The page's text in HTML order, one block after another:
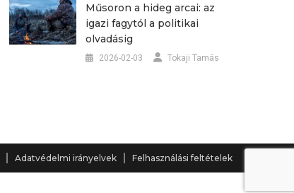
Műsoron a hideg arcai: az
igazi fagytól a politikai
olvadásig
2026-02-03 Tokaji Tamás
Adatvédelmi irányelvek Felhasználási feltételek